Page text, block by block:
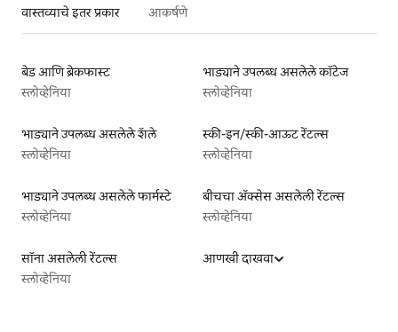
वास्तव्याचे इतर प्रकार आकर्षणे
बेड आणि ब्रेकफास्ट
स्लोव्हेनिया
भाड्याने उपलब्ध असलेले कॉटेज
स्लोव्हेनिया
भाड्याने उपलब्ध असलेले शॅले
स्लोव्हेनिया
स्की-इन/स्की-आऊट रेंटल्स
स्लोव्हेनिया
भाड्याने उपलब्ध असलेले फार्मस्टे
स्लोव्हेनिया
बीचचा ॲक्सेस असलेली रेंटल्स
स्लोव्हेनिया
सॉना असलेली रेंटल्स
स्लोव्हेनिया
आणखी दाखवा